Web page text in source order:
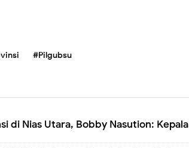
#Pilgubsu
di Nias Utara, Bobby Nasution: Kepala